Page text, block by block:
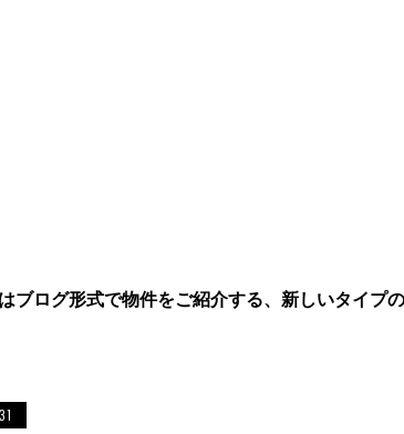
ブログ形式で物件をご紹介する、新しいタイプ